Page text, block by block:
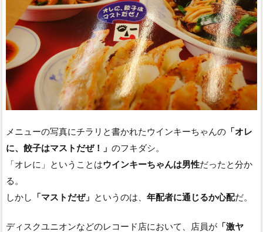
メニューの写真にチラリと書かれたウインキーちゃんの 「オレ
に、餃子はマストだぜ！」 のフキダシ。
「オレに」ということはウインキーちゃんは男性だったと分か
る。
しかし
「マストだぜ」 というのは、 年配者に通じるか心配だ。
ディスクユニオンなどのレコード店において、店員が 「激ヤ